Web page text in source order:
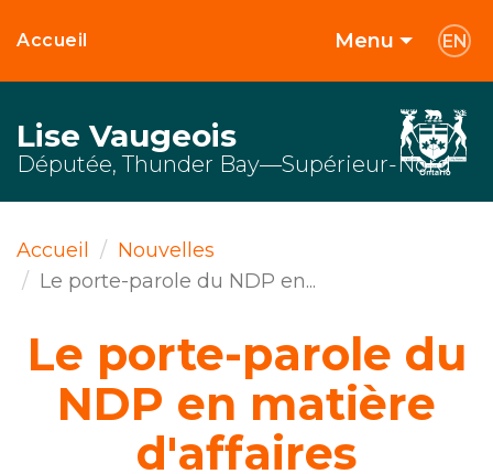
Accueil Menu EN
Lise Vaugeois
Députée, Thunder Bay—Supérieur-Nord
Accueil
Nouvelles
Le porte-parole du NDP en...
Le porte-parole du
NDP en matière
d'affaires